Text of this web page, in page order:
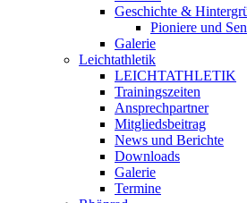
Geschichte &
Pioniere und
Galerie
Leichtathletik
LEICHTATHLETIK
Trainingszeiten
Ansprechpartner
Mitgliedsbeitrag
News und Berichte
Downloads
Galerie
Termine